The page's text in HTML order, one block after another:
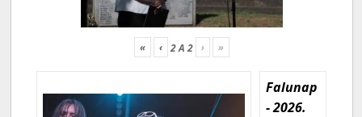
« ‹ 2A2 › »
Falunap
- 2026.